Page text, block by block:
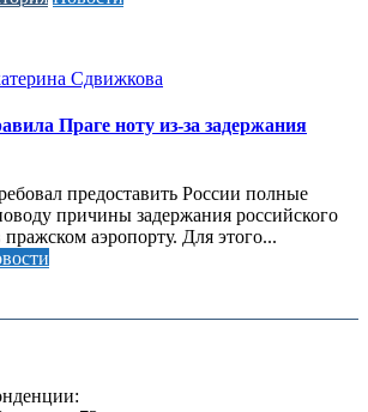
Сдвижкова
Праге ноту из-за задержания
предоставить России полные
причины задержания российского
аэропорту. Для этого...